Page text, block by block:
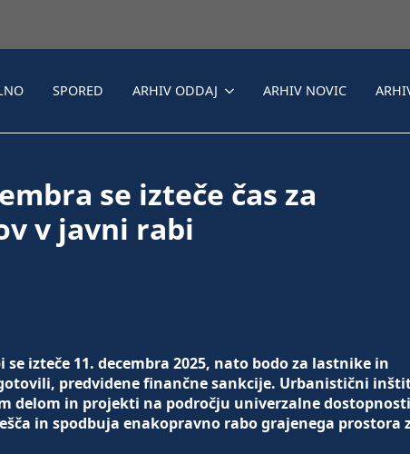
SPORED ARHIV ODDAJ ARHIV NOVIC
se izteče čas za
v javni rabi
izteče 11. decembra 2025, nato bodo za lastnike in
predvidene finančne sankcije. Urbanistični
delom in projekti na področju univerzalne dostopnosti
in spodbuja enakopravno rabo grajenega prostora